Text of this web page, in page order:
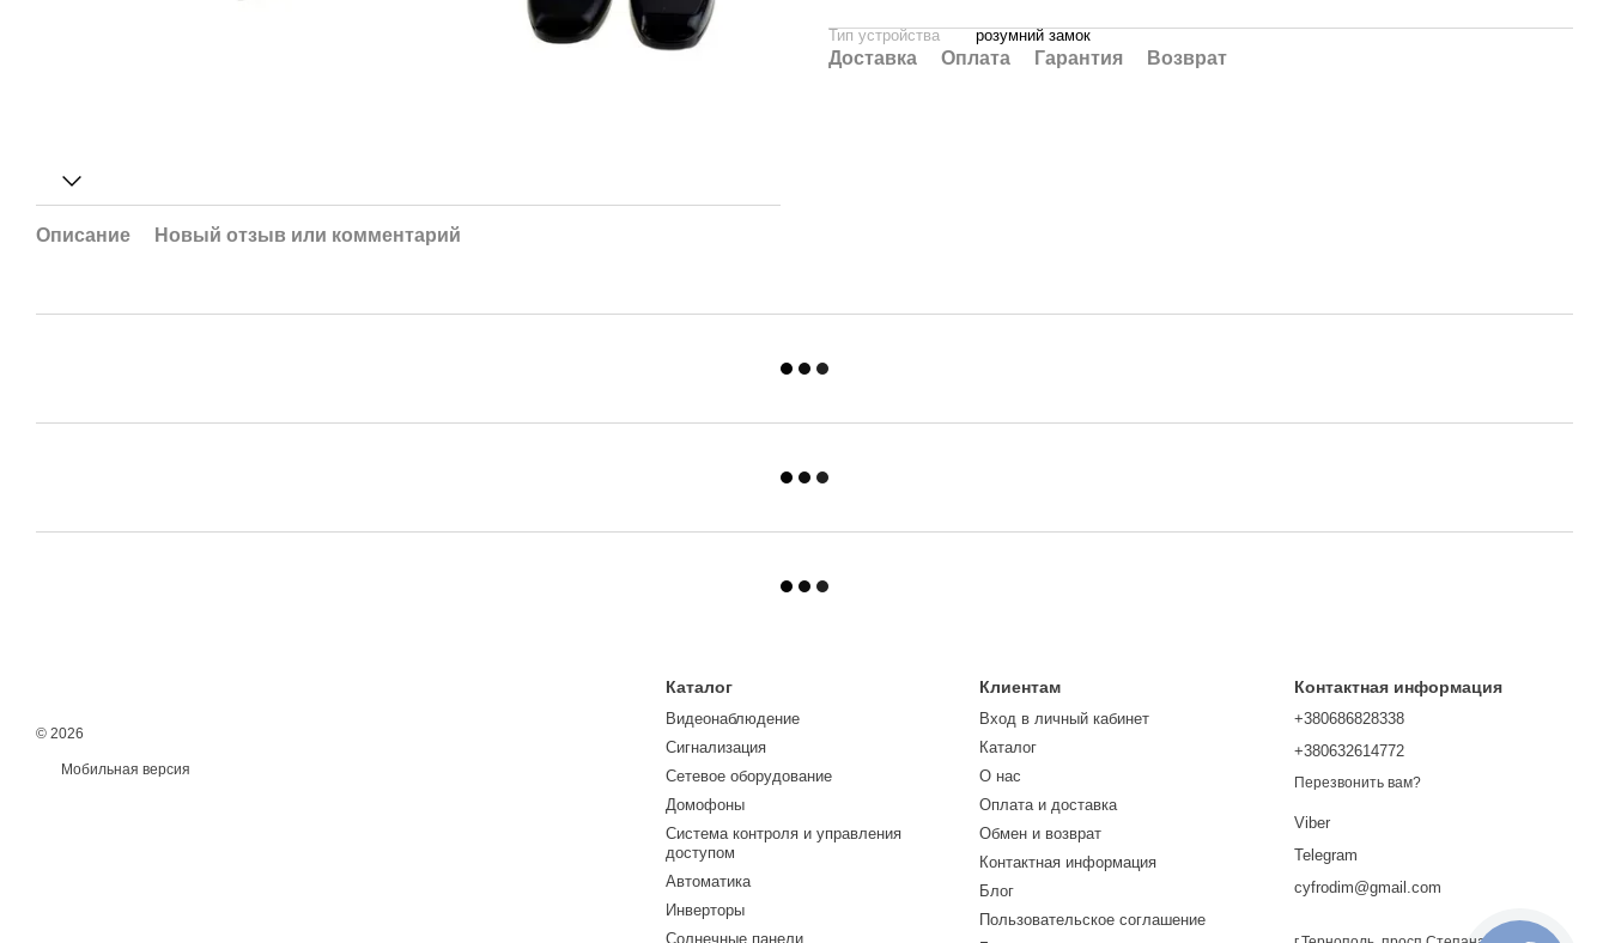
Описание Новый отзыв или комментарий
Тип устройства розумний замок
Доставка Оплата Гарантия Возврат
© 2026
Мобильная версия
Каталог
Видеонаблюдение
Сигнализация
Сетевое оборудование
Домофоны
Система контроля и управления
доступом
Автоматика
Инверторы
Солнечные панели
Клиентам
Вход в личный кабинет
Каталог
О нас
Оплата и доставка
Обмен и возврат
Контактная информация
Блог
Пользовательское соглашение
Контактная информация
+380686828338
+380632614772
Перезвонить вам?
Viber
Telegram
cyfrodim@gmail.com